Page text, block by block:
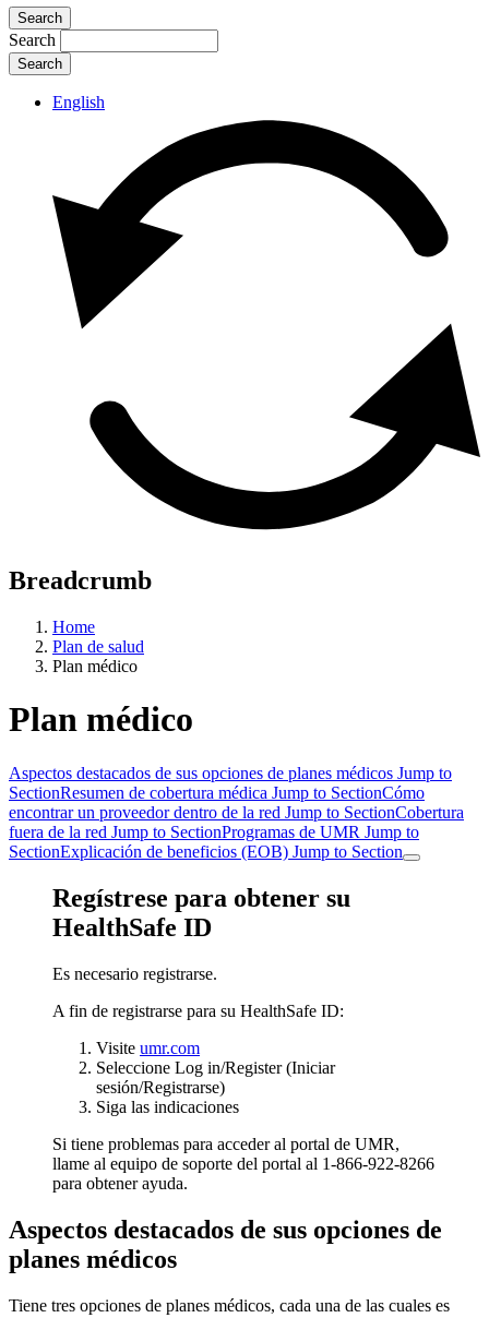
Search
Search
English
Breadcrumb
Home
Plan de salud
Plan médico
Plan médico
Aspectos destacados de sus opciones de planes médicos Jump to
SectionResumen de cobertura médica Jump to SectionCómo
encontrar un proveedor dentro de la red Jump to SectionCobertura
fuera de la red Jump to SectionProgramas de UMR Jump to
SectionExplicación de beneficios (EOB) Jump to Section
Regístrese para obtener su
HealthSafe ID
Es necesario registrarse.
A fin de registrarse para su HealthSafe ID:
Visite umr.com
Seleccione Log in/Register (Iniciar
sesión/Registrarse)
Siga las indicaciones
Si tiene problemas para acceder al portal de UMR,
llame al equipo de soporte del portal al 1-866-922-8266
para obtener ayuda.
Aspectos destacados de sus opciones de
planes médicos
Tiene tres opciones de planes médicos, cada una de las cuales es